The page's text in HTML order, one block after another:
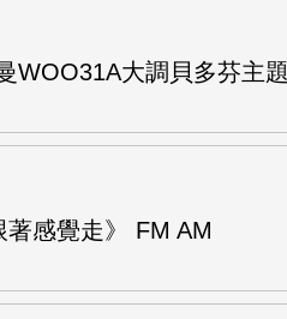
WOO31A大調貝多芬主題
著感覺走》 FM AM